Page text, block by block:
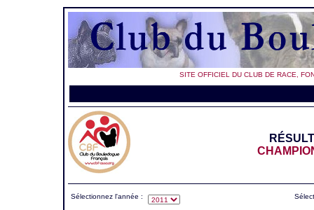
SITE OFFICIEL DU CLUB DE RACE,
Sélectionnez l'année :